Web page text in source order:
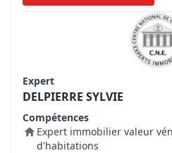
Expert
DELPIERRE SYLVIE
Compétences
Expert immobilier valeur
d'habitations